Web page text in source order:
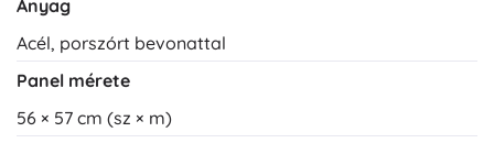
Anyag
Acél, porszórt bevonattal
Panel mérete
56 × 57 cm (sz × m)